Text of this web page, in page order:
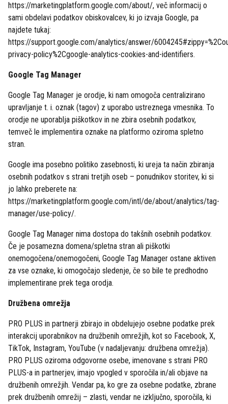
https://marketingplatform.google.com/about/, več informacij o
sami obdelavi podatkov obiskovalcev, ki jo izvaja Google, pa
najdete tukaj:
https://support.google.com/analytics/answer/
privacy-policy%2Cgoogle-analytics-cookies-and-identifiers.
Google Tag Manager
Google Tag Manager je orodje, ki nam omogoča centralizirano
upravljanje t. i. oznak (tagov) z uporabo ustreznega vmesnika. To
orodje ne uporablja piškotkov in ne zbira osebnih podatkov,
temveč le implementira oznake na platformo oziroma spletno
stran.
Google ima posebno politiko zasebnosti, ki ureja ta način zbiranja
osebnih podatkov s strani tretjih oseb – ponudnikov storitev, ki si
jo lahko preberete na:
https://marketingplatform.google.com/intl/de/about/analytics/tag-
manager/use-policy/.
Google Tag Manager nima dostopa do takšnih osebnih podatkov.
Če je posamezna domena/spletna stran ali piškotki
onemogočena/onemogočeni, Google Tag Manager ostane aktiven
za vse oznake, ki omogočajo sledenje, če so bile te predhodno
implementirane prek tega orodja.
Družbena omrežja
PRO PLUS in partnerji zbirajo in obdelujejo osebne podatke prek
interakcij uporabnikov na družbenih omrežjih, kot so Facebook, X,
TikTok, Instagram, YouTube (v nadaljevanju: družbena omrežja).
PRO PLUS oziroma odgovorne osebe, imenovane s strani PRO
PLUS-a in partnerjev, imajo vpogled v sporočila in/ali objave na
družbenih omrežjih. Vendar pa, ko gre za osebne podatke, zbrane
prek družbenih omrežij – zlasti, vendar ne izključno, sporočila, ki